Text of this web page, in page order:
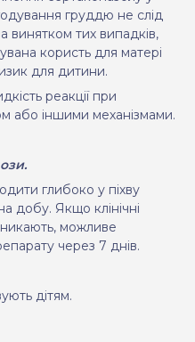
груддю не слід
винятком тих випадків,
користь для матері
для дитини.
реакції при
або іншими механізмами.
ити глибоко у піхву
добу. Якщо клінічні
можливе
через 7 днів.
ють дітям.